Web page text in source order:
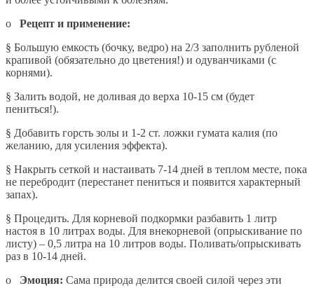
o Рецепт и применение:
§ Большую емкость (бочку, ведро) на 2/3 заполнить рубленой
крапивой (обязательно до цветения!) и одуванчиками (с
корнями).
§ Залить водой, не доливая до верха 10-15 см (будет
пениться!).
§ Добавить горсть золы и 1-2 ст. ложки гумата калия (по
желанию, для усиления эффекта).
§ Накрыть сеткой и настаивать 7-14 дней в теплом месте, пока
не перебродит (перестанет пениться и появится характерный
запах).
§ Процедить. Для корневой подкормки разбавить 1 литр
настоя в 10 литрах воды. Для внекорневой (опрыскивание по
листу) – 0,5 литра на 10 литров воды. Поливать/опрыскивать
раз в 10-14 дней.
o Эмоция: Сама природа делится своей силой через эти